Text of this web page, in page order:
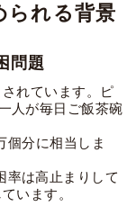
られる背景
問題
れています。ピ
人が毎日ご飯茶碗
個分に相当しま
率は高止まりして
います。